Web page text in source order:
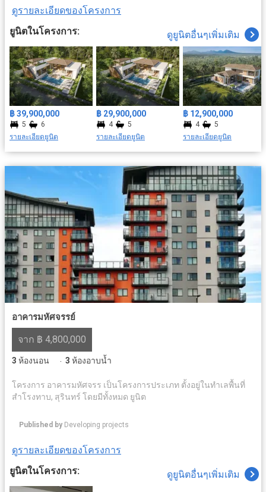
ดูรายละเอียดของโครงการ
ยูนิตในโครงการ:
ดูยูนิตอื่นๆเพิ่มเติม
฿ 39,900,000
5
6
รายละเอียดยูนิต
฿ 29,900,000
4
5
รายละเอียดยูนิต
฿ 12,900,000
4
5
รายละเอียดยูนิต
อาคารมหัศจรรย์
จาก ฿ 4,800,000
3 ห้องนอน · 3 ห้องอาบน้ำ
โครงการ อาคารมหัศจรร เป็นโครงการประเภท ตั้งอยู่ในทำเลพื้นที่
สำโรงทาบ, สุรินทร์ โดยมีทั้งหมด ยูนิต
Published by Developing projects
ดูรายละเอียดของโครงการ
ยูนิตในโครงการ:
ดูยูนิตอื่นๆเพิ่มเติม